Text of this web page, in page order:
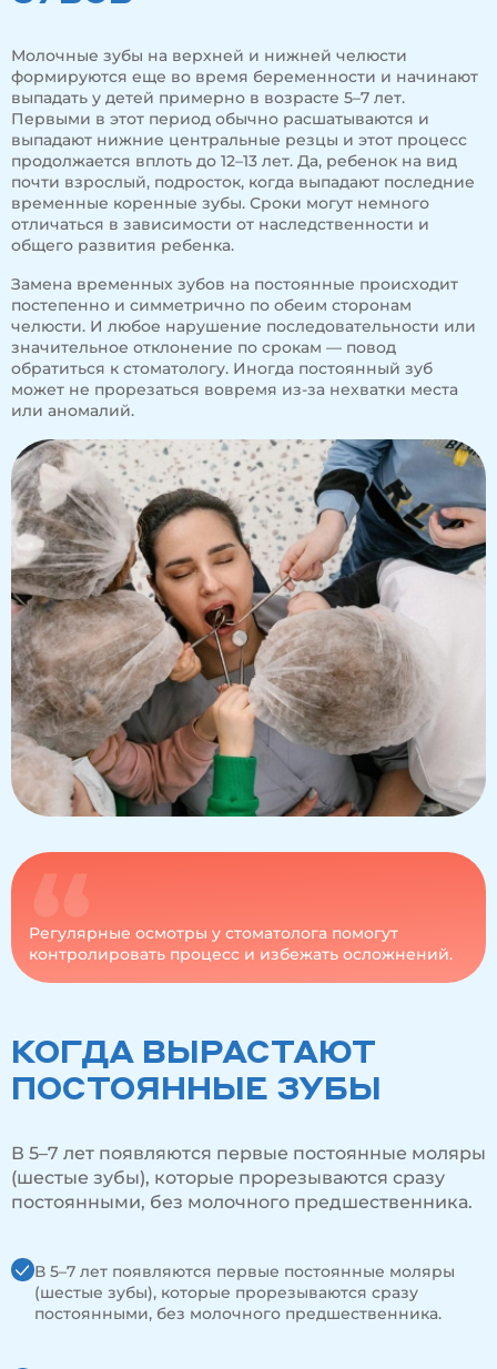
Молочные зубы на верхней и нижней челюсти
формируются еще во время беременности и начинают
выпадать у детей примерно в возрасте 5–7 лет.
Первыми в этот период обычно расшатываются и
выпадают нижние центральные резцы и этот процесс
продолжается вплоть до 12–13 лет. Да, ребенок на вид
почти взрослый, подросток, когда выпадают последние
временные коренные зубы. Сроки могут немного
отличаться в зависимости от наследственности и
общего развития ребенка.
Замена временных зубов на постоянные происходит
постепенно и симметрично по обеим сторонам
челюсти. И любое нарушение последовательности или
значительное отклонение по срокам — повод
обратиться к стоматологу. Иногда постоянный зуб
может не прорезаться вовремя из-за нехватки места
или аномалий.
Регулярные осмотры у стоматолога помогут
контролировать процесс и избежать осложнений.
КОГДА ВЫРАСТАЮТ
ПОСТОЯННЫЕ ЗУБЫ
В 5–7 лет появляются первые постоянные моляры
(шестые зубы), которые прорезываются сразу
постоянными, без молочного предшественника.
В 5–7 лет появляются первые постоянные моляры
(шестые зубы), которые прорезываются сразу
постоянными, без молочного предшественника.